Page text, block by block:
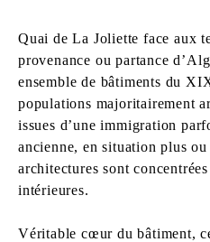
Quai de La Joliette face aux
provenance ou partance
ensemble de bâtiments du
populations majoritairement
issues d’une immigration
ancienne, en situation plus
architectures sont
intérieures.
Véritable cœur du bâtiment,